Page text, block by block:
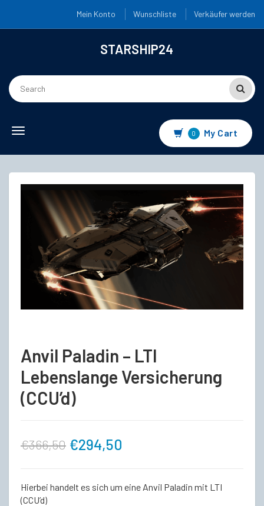
Mein Konto Wunschliste Verkäufer werden
STARSHIP24
Toggle
0 My Cart
Anvil Paladin – LTI
Lebenslange Versicherung
(CCU’d)
€366,50 Ursprünglicher
€294,50
Hierbei handelt es sich um eine Anvil Paladin mit LTI
(CCU’d)